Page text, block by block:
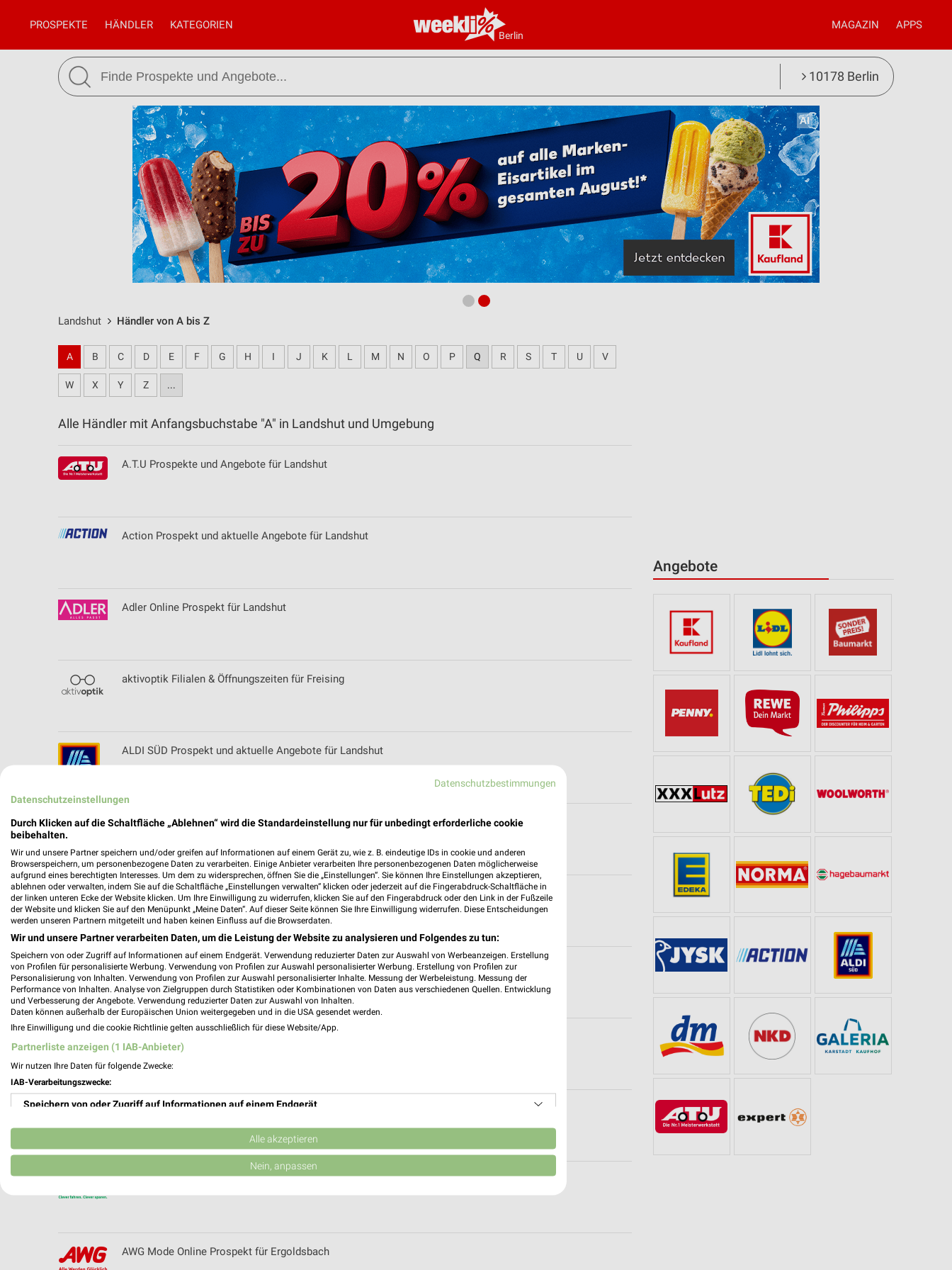
Berlin
PROSPEKTE HÄNDLER KATEGORIEN MAGAZIN APPS
10178 Berlin
Landshut Händler von A bis Z
Angebote
A B C D E F G H I J K L M N O P Q R S T U V
W X Y Z ...
Alle Händler mit Anfangsbuchstabe "A" in Landshut und Umgebung
A.T.U Prospekte und Angebote für Landshut
Action Prospekt und aktuelle Angebote für Landshut
Adler Online Prospekt für Landshut
aktivoptik Filialen & Öffnungszeiten für Freising
ALDI SÜD Prospekt und aktuelle Angebote für Landshut
Angermaier Filialen & Öffnungszeiten für München
Apollo Prospekte und Angebote für Landshut
apotal.de Prospekte und Angebote
Auto Hammer Filialen & Öffnungszeiten für Burglengenfeld
Autohaus Rengstl Filialen & Öffnungszeiten für Saal
AUTOMEISTER Filialen & Öffnungszeiten für Vohburg
AWG Mode Online Prospekt für Ergoldsbach
Datenschutzbestimmungen
Datenschutzeinstellungen
Durch Klicken auf die Schaltfläche „Ablehnen“ wird die Standardeinstellung nur für unbedingt erforderliche cookie
beibehalten.
Wir und unsere Partner speichern und/oder greifen auf Informationen auf einem Gerät zu, wie z. B. eindeutige IDs in cookie und anderen
Browserspeichern, um personenbezogene Daten zu verarbeiten. Einige Anbieter verarbeiten Ihre personenbezogenen Daten möglicherweise
aufgrund eines berechtigten Interesses. Um dem zu widersprechen, öffnen Sie die „Einstellungen“. Sie können Ihre Einstellungen akzeptieren,
ablehnen oder verwalten, indem Sie auf die Schaltfläche „Einstellungen verwalten“ klicken oder jederzeit auf die Fingerabdruck-Schaltfläche in
der linken unteren Ecke der Website klicken. Um Ihre Einwilligung zu widerrufen, klicken Sie auf den Fingerabdruck oder den Link in der Fußzeile
der Website und klicken Sie auf den Menüpunkt „Meine Daten“. Auf dieser Seite können Sie Ihre Einwilligung widerrufen. Diese Entscheidungen
werden unseren Partnern mitgeteilt und haben keinen Einfluss auf die Browserdaten.
Wir und unsere Partner verarbeiten Daten, um die Leistung der Website zu analysieren und Folgendes zu tun:
Speichern von oder Zugriff auf Informationen auf einem Endgerät. Verwendung reduzierter Daten zur Auswahl von Werbeanzeigen. Erstellung
von Profilen für personalisierte Werbung. Verwendung von Profilen zur Auswahl personalisierter Werbung. Erstellung von Profilen zur
Personalisierung von Inhalten. Verwendung von Profilen zur Auswahl personalisierter Inhalte. Messung der Werbeleistung. Messung der
Performance von Inhalten. Analyse von Zielgruppen durch Statistiken oder Kombinationen von Daten aus verschiedenen Quellen. Entwicklung
und Verbesserung der Angebote. Verwendung reduzierter Daten zur Auswahl von Inhalten.
Daten können außerhalb der Europäischen Union weitergegeben und in die USA gesendet werden.
Ihre Einwilligung und die cookie Richtlinie gelten ausschließlich für diese Website/App.
Partnerliste anzeigen (1 IAB-Anbieter)
Wir nutzen Ihre Daten für folgende Zwecke:
IAB-Verarbeitungszwecke:
Speichern von oder Zugriff auf Informationen auf einem Endgerät
Verwendung reduzierter Daten zur Auswahl von Werbeanzeigen
Erstellung von Profilen für personalisierte Werbung
Verwendung von Profilen zur Auswahl personalisierter Inhalte
Alle akzeptieren
Nein, anpassen